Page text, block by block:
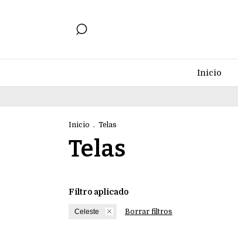
Inicio
Inicio . Telas
Telas
Filtro aplicado
Celeste Borrar filtros